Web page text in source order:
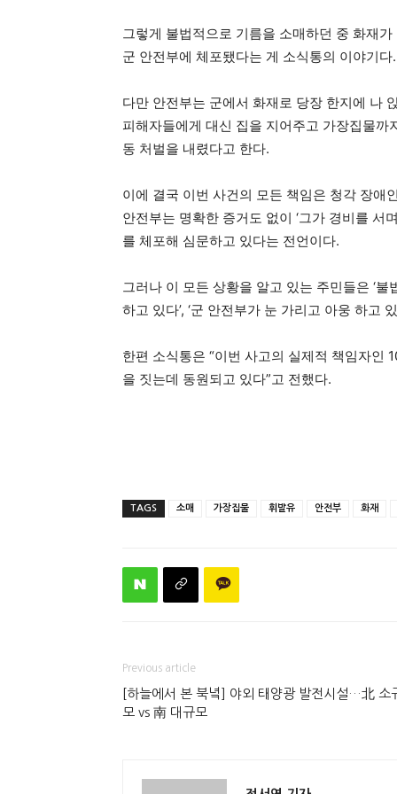
그렇게 불법적으로 기름을 소매하던 중 화재
군 안전부에 체포됐다는 게 소식통의 이야기다.
다만 안전부는 군에서 화재로 당장 한지에 나
피해자들에게 대신 집을 지어주고 가장집물
동 처벌을 내렸다고 한다.
이에 결국 이번 사건의 모든 책임은 청각 장애
안전부는 명확한 증거도 없이 ‘그가 경비를 서
를 체포해 심문하고 있다는 전언이다.
그러나 이 모든 상황을 알고 있는 주민들은 ‘
하고 있다’, ‘군 안전부가 눈 가리고 아웅 하고
한편 소식통은 “이번 사고의 실제적 책임자인
을 짓는데 동원되고 있다”고 전했다.
TAGS 소매 가장집물 휘발유 안전부 화재
Previous article
[하늘에서 본 북녘] 야외 태양광 발전시설…北 소
모 vs 南 대규모